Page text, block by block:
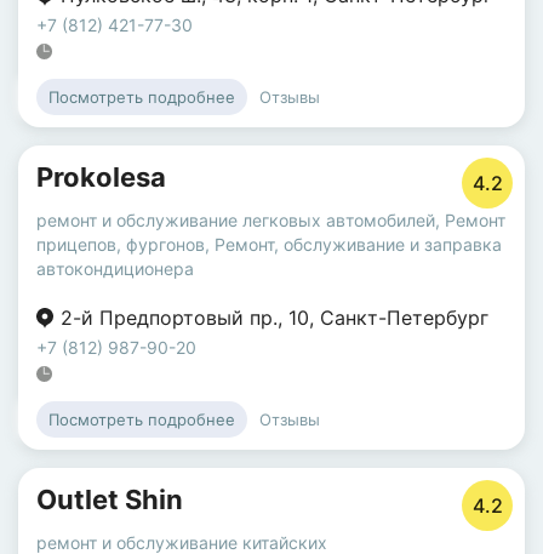
+7 (812) 421-77-30
Посмотреть подробнее Отзывы
Prokolesa 4.2
ремонт и обслуживание легковых автомобилей, Ремонт
прицепов, фургонов, Ремонт, обслуживание и заправка
автокондиционера
2-й Предпортовый пр., 10, Санкт-Петербург
+7 (812) 987-90-20
Посмотреть подробнее Отзывы
Outlet Shin 4.2
ремонт и обслуживание китайских